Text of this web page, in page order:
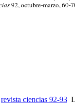
92, octubre-marzo, 60-
revista ciencias 92-93